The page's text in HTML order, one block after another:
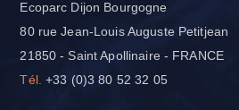
Ecoparc Dijon Bourgogne
80 rue Jean-Louis Auguste Petitjean
21850 - Saint Apollinaire - FRANCE
Tél. +33 (0)3 80 52 32 05